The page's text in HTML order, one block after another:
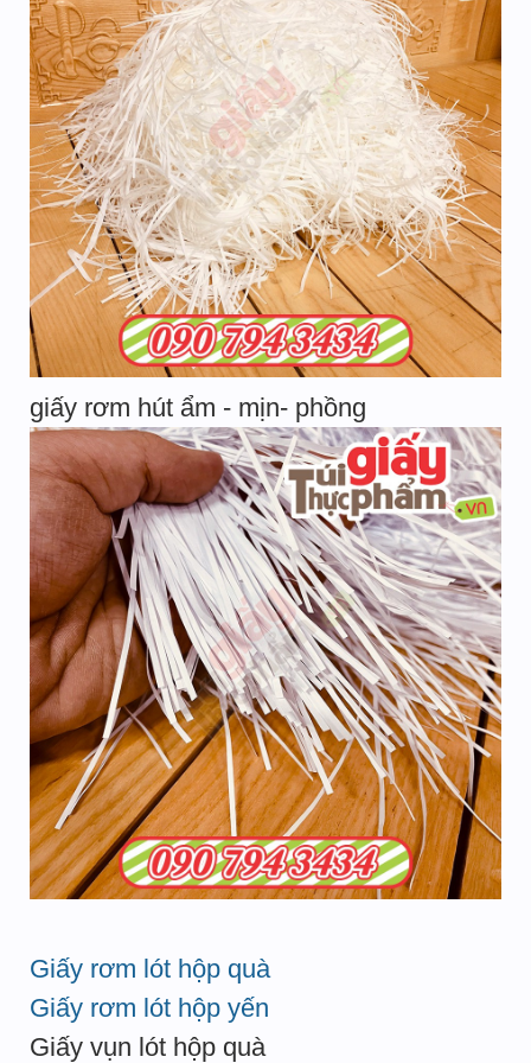
giấy rơm hút ẩm - mịn- phồng
Giấy rơm lót hộp quà
Giấy rơm lót hộp yến
Giấy vụn lót hộp quà